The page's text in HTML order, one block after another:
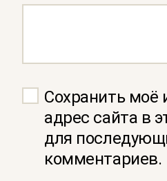
Сохранить моё
адрес сайта в
для
комментариев.